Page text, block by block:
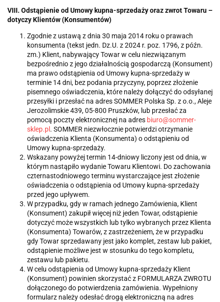
VIII. Odstąpienie od Umowy kupna-sprzedaży oraz zwrot Towaru –
dotyczy Klientów (Konsumentów)
Zgodnie z ustawą z dnia 30 maja 2014 roku o prawach
konsumenta (tekst jedn. Dz.U. z 2024 r. poz. 1796, z późn.
zm.) Klient, nabywający Towar w celu niezwiązanym
bezpośrednio z jego działalnością gospodarczą (Konsument)
ma prawo odstąpienia od Umowy kupna-sprzedaży w
terminie 14 dni, bez podania przyczyny, poprzez złożenie
pisemnego oświadczenia, które należy dołączyć do odsyłanej
przesyłki i przesłać na adres SOMMER Polska Sp. z o.o., Aleje
Jerozolimskie 439, 05-800 Pruszków, lub przesłać za
pomocą poczty elektronicznej na adres biuro@sommer-
sklep.pl . SOMMER niezwłocznie potwierdzi otrzymanie
oświadczenia Klienta (Konsumenta) o odstąpieniu od
Umowy kupna-sprzedaży.
Wskazany powyżej termin 14-dniowy liczony jest od dnia, w
którym nastąpiło wydanie Towaru Klientowi. Do zachowania
czternastodniowego terminu wystarczające jest złożenie
oświadczenia o odstąpienia od Umowy kupna-sprzedaży
przed jego upływem.
W przypadku, gdy w ramach jednego Zamówienia, Klient
(Konsument) zakupił więcej niż jeden Towar, odstąpienie
dotyczyć może wszystkich lub tylko wybranych przez Klienta
(Konsumenta) Towarów, z zastrzeżeniem, że w przypadku
gdy Towar sprzedawany jest jako komplet, zestaw lub pakiet,
odstąpienie możliwe jest w stosunku do tego kompletu,
zestawu lub pakietu.
W celu odstąpienia od Umowy kupna-sprzedaży Klient
(Konsument) powinien skorzystać z FORMULARZA ZWROTU
dołączonego do potwierdzenia zamówienia. Wypełniony
formularz należy odesłać drogą elektroniczną na adres